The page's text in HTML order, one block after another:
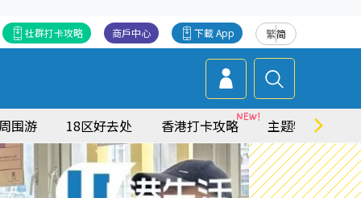
繁简
下載 App
商戶中心
社群打卡攻略
围游 18区好去处 香港打卡攻略 主题特集